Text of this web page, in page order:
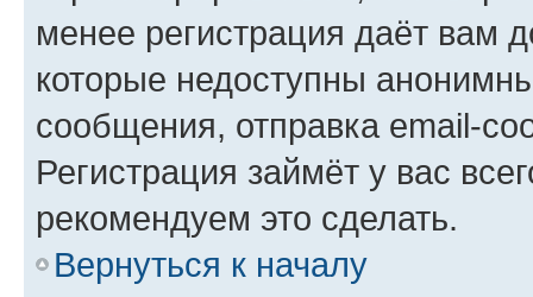
менее регистрация даёт вам
которые недоступны
сообщения, отправка email-
Регистрация займёт у вас
рекомендуем это сделать.
Вернуться к началу